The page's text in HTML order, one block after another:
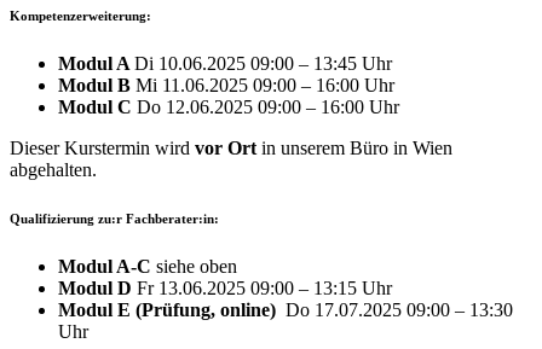
Kompetenzerweiterung:
Modul A Di 10.06.2025 09:00 – 13:45 Uhr
Modul B Mi 11.06.2025 09:00 – 16:00 Uhr
Modul C Do 12.06.2025 09:00 – 16:00 Uhr
Dieser Kurstermin wird vor Ort in unserem Büro in Wien
abgehalten.
Qualifizierung zu:r Fachberater:in:
Modul A-C siehe oben
Modul D Fr 13.06.2025 09:00 – 13:15 Uhr
Modul E (Prüfung, online) Do 17.07.2025 09:00 – 13:30
Uhr